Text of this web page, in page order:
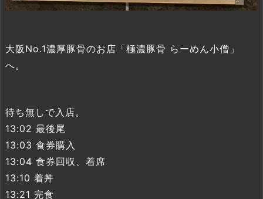
大阪No.1濃厚豚骨のお店「極濃豚骨 らーめん小僧」
へ。
待ち無しで入店。
13:02 最後尾
13:03 食券購入
13:04 食券回収、着席
13:10 着丼
13:21 完食